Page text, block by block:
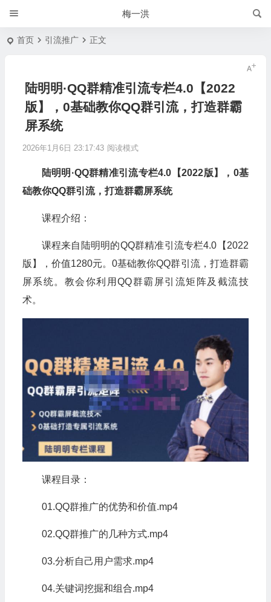
梅一洪
首页 引流推广 正文
陆明明·QQ群精准引流专栏4.0【2022
版】，0基础教你QQ群引流，打造群霸
屏系统
2026年1月6日 23:17:43 阅读模式
陆明明·QQ群精准引流专栏4.0【2022版】，0基
础教你QQ群引流，打造群霸屏系统
课程介绍：
课程来自陆明明的QQ群精准引流专栏4.0【2022
版】，价值1280元。0基础教你QQ群引流，打造群霸
屏系统。教会你利用QQ群霸屏引流矩阵及截流技
术。
课程目录：
01.QQ群推广的优势和价值.mp4
02.QQ群推广的几种方式.mp4
03.分析自己用户需求.mp4
04.关键词挖掘和组合.mp4